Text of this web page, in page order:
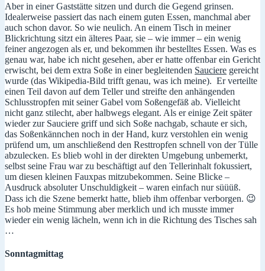
Aber in einer Gaststätte sitzen und durch die Gegend grinsen.
Idealerweise passiert das nach einem guten Essen, manchmal aber
auch schon davor. So wie neulich. An einem Tisch in meiner
Blickrichtung sitzt ein älteres Paar, sie – wie immer – ein wenig
feiner angezogen als er, und bekommen ihr bestelltes Essen. Was es
genau war, habe ich nicht gesehen, aber er hatte offenbar ein Gericht
erwischt, bei dem extra Soße in einer begleitenden Sauciere gereicht
wurde (das Wikipedia-Bild trifft genau, was ich meine). Er verteilte
einen Teil davon auf dem Teller und streifte den anhängenden
Schlusstropfen mit seiner Gabel vom Soßengefäß ab. Vielleicht
nicht ganz stilecht, aber halbwegs elegant. Als er einige Zeit später
wieder zur Sauciere griff und sich Soße nachgab, schaute er sich,
das Soßenkännchen noch in der Hand, kurz verstohlen ein wenig
prüfend um, um anschließend den Resttropfen schnell von der Tülle
abzulecken. Es blieb wohl in der direkten Umgebung unbemerkt,
selbst seine Frau war zu beschäftigt auf den Tellerinhalt fokussiert,
um diesen kleinen Fauxpas mitzubekommen. Seine Blicke –
Ausdruck absoluter Unschuldigkeit – waren einfach nur süüüß.
Dass ich die Szene bemerkt hatte, blieb ihm offenbar verborgen. 😉
Es hob meine Stimmung aber merklich und ich musste immer
wieder ein wenig lächeln, wenn ich in die Richtung des Tisches sah
…
Sonntagmittag